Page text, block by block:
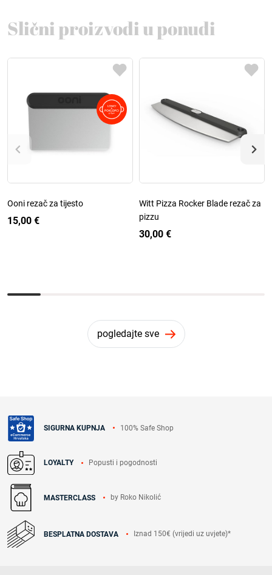
Slični proizvodi u ponudi
Ooni rezač za tijesto
15,00 €
Witt Pizza Rocker Blade rezač za
pizzu
30,00 €
pogledajte sve
SIGURNA KUPNJA 100% Safe Shop
LOYALTY Popusti i pogodnosti
MASTERCLASS by Roko Nikolić
BESPLATNA DOSTAVA Iznad 150€ (vrijedi uz uvjete)*